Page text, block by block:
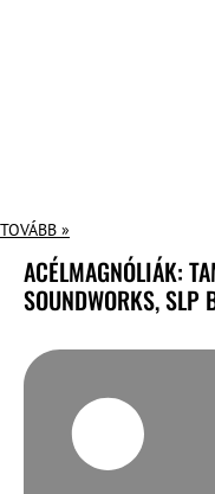
TOVÁBB »
ACÉLMAGNÓLIÁK:
SOUNDWORKS, SLP